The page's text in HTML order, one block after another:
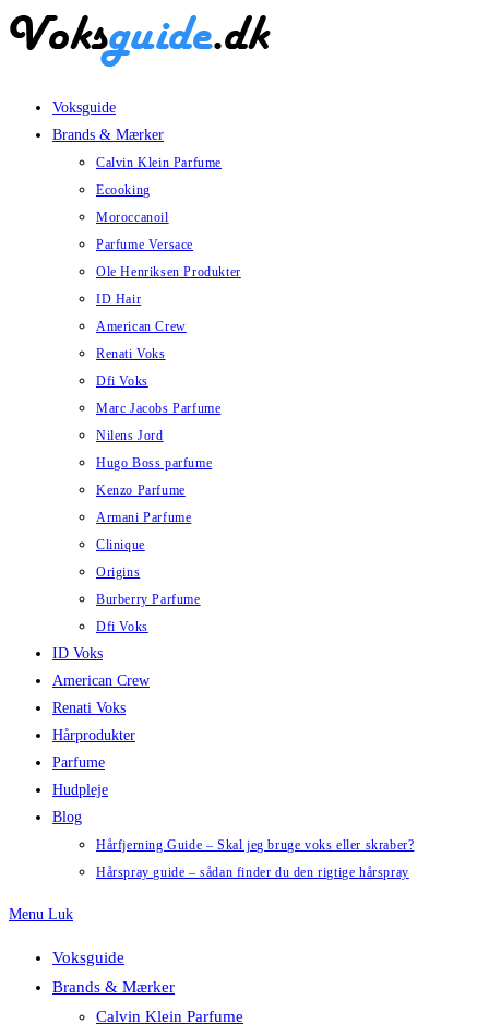
Skip
Voksguide
Brands & Mærker
Calvin Klein Parfume
Ecooking
Moroccanoil
Parfume Versace
Ole Henriksen Produkter
ID Hair
American Crew
Renati Voks
Dfi Voks
Marc Jacobs Parfume
Nilens Jord
Hugo Boss parfume
Kenzo Parfume
Armani Parfume
Clinique
Origins
Burberry Parfume
Dfi Voks
ID Voks
American Crew
Renati Voks
Hårprodukter
Parfume
Hudpleje
Blog
Hårfjerning Guide – Skal jeg bruge voks eller skraber?
Hårspray guide – sådan finder du den rigtige hårspray
Menu Luk
Voksguide
Brands & Mærker
Calvin Klein Parfume